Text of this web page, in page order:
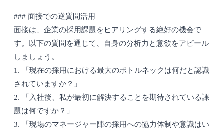
### 面接での逆質問活用
面接は、企業の採用課題をヒアリングする絶好の機会で
す。以下の質問を通じて、自身の分析力と意欲をアピール
しましょう。
1. 「現在の採用における最大のボトルネックは何だと認識
されていますか？」
2. 「入社後、私が最初に解決することを期待されている課
題は何ですか？」
3. 「現場のマネージャー陣の採用への協力体制や意識はい